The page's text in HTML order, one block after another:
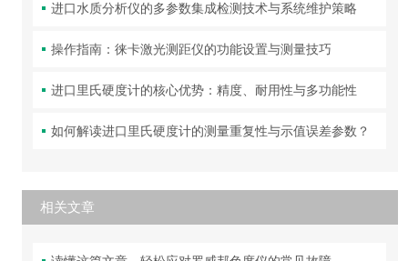
进口水质分析仪的多参数集成检测技术与系统维护策略
操作指南：徕卡激光测距仪的功能设置与测量技巧
进口里氏硬度计的核心优势：精度、耐用性与多功能性
如何解读进口里氏硬度计的测量重复性与示值误差参数？
相关文章